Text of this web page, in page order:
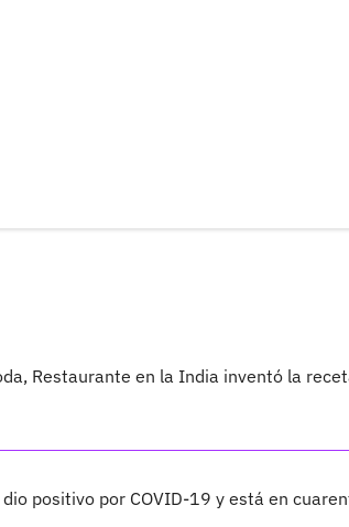
Restaurante en la India inventó la
positivo por COVID-19 y está en